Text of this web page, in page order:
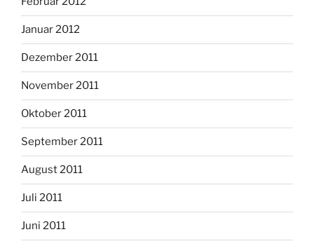
Januar 2012
Dezember 2011
November 2011
Oktober 2011
September 2011
August 2011
Juli 2011
Juni 2011